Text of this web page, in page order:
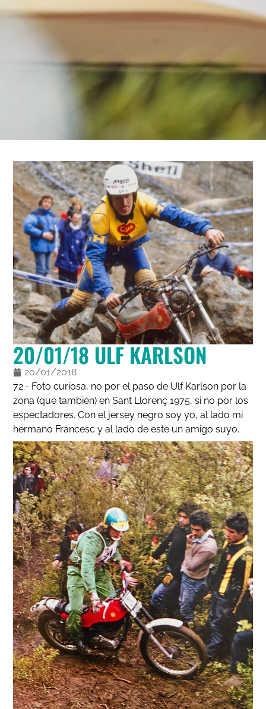
20/01/18 ULF KARLSON
20/01/2018
72.- Foto curiosa, no por el paso de Ulf Karlson por la
zona (que también) en Sant Llorenç 1975, si no por los
espectadores. Con el jersey negro soy yo, al lado mi
hermano Francesc y al lado de este un amigo suyo.